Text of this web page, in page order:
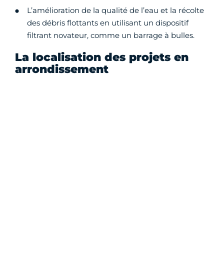
L’amélioration de la qualité de l’eau et la récolte
des débris flottants en utilisant un dispositif
filtrant novateur, comme un barrage à bulles.
La localisation des projets en
arrondissement